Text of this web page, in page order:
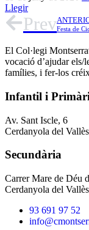
Llegir
PrevFesta de
El Col·legi
vocació d’ajudar els/
famílies, i fer-los
Infantil i
Av. Sant Iscle, 6
Cerdanyola del
Secundària
Carrer Mare de Déu
Cerdanyola del
93 691 97 52